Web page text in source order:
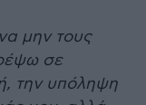
μην τους
σε
την υπόληψη